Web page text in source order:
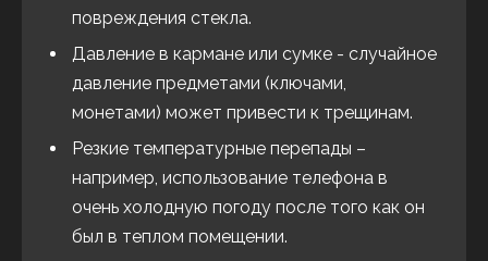
повреждения стекла.
Давление в кармане или сумке - случайное
давление предметами (ключами,
монетами) может привести к трещинам.
Резкие температурные перепады –
например, использование телефона в
очень холодную погоду после того как он
был в теплом помещении.